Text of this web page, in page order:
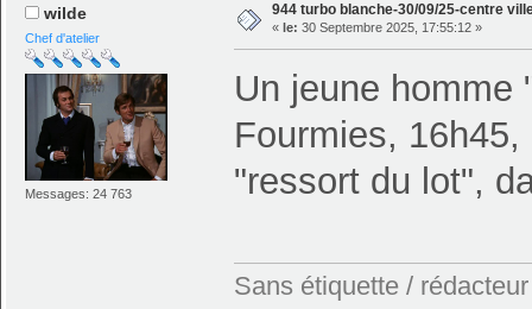
wilde
Chef d'atelier
Messages: 24 763
944 turbo blanche-30/09/25-centre
« le: 30 Septembre 2025, 17:55:12 »
Un jeune homme
Fourmies,
"ressort du lot",
Sans étiquette /